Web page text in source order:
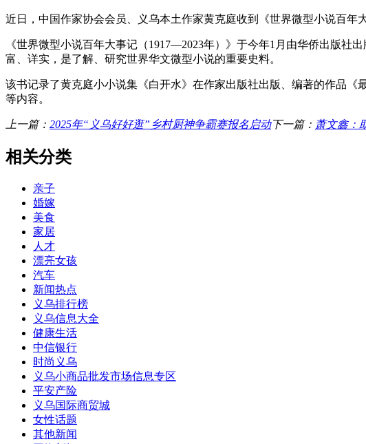
近日，中国作家协会会员、义乌本土作家黄克庭收到《世界微型小说百年
《世界微型小说百年大事记（1917—2023年）》于今年1月由华侨出版社
富、详实，是了解、研究世界华文微型小说的重要史料。
该书记录了黄克庭小小说集《白开水》在作家出版社出版、编著的作品《
等内容。
上一篇： 2025年“义乌好好逛”乡村厨神争霸赛报名启动下一篇： 萧文鑫：
相关分类
亲子
婚嫁
美食
家居
人才
漂亮女孩
汽车
新闻热点
义乌排行榜
义乌信息大全
健康生活
中信银行
时尚义乌
义乌小商品批发市场信息专区
平安产险
义乌国际商贸城
女性话题
其他新闻